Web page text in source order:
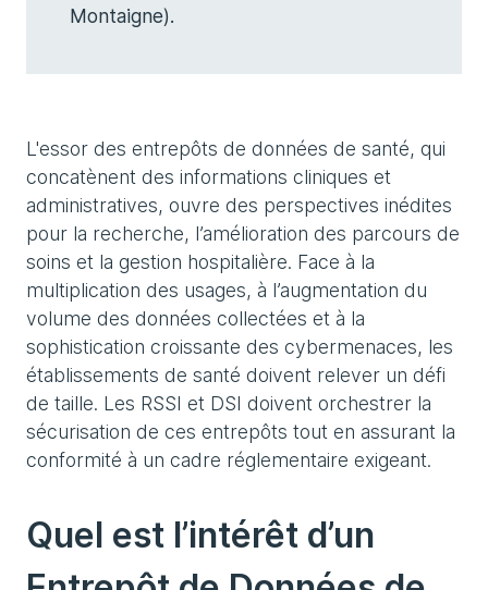
Montaigne).
L'essor des entrepôts de données de santé, qui
concatènent des informations cliniques et
administratives, ouvre des perspectives inédites
pour la recherche, l’amélioration des parcours de
soins et la gestion hospitalière. Face à la
multiplication des usages, à l’augmentation du
volume des données collectées et à la
sophistication croissante des cybermenaces, les
établissements de santé doivent relever un défi
de taille. Les RSSI et DSI doivent orchestrer la
sécurisation de ces entrepôts tout en assurant la
conformité à un cadre réglementaire exigeant.
Quel est l’intérêt d’un